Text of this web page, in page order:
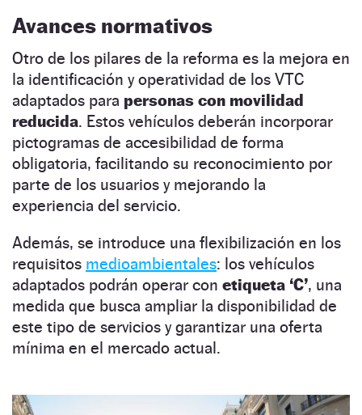
Avances normativos
Otro de los pilares de la reforma es la mejora en
la identificación y operatividad de los VTC
adaptados para personas con movilidad
reducida. Estos vehículos deberán incorporar
pictogramas de accesibilidad de forma
obligatoria, facilitando su reconocimiento por
parte de los usuarios y mejorando la
experiencia del servicio.
Además, se introduce una flexibilización en los
requisitos medioambientales: los vehículos
adaptados podrán operar con etiqueta ‘C’, una
medida que busca ampliar la disponibilidad de
este tipo de servicios y garantizar una oferta
mínima en el mercado actual.